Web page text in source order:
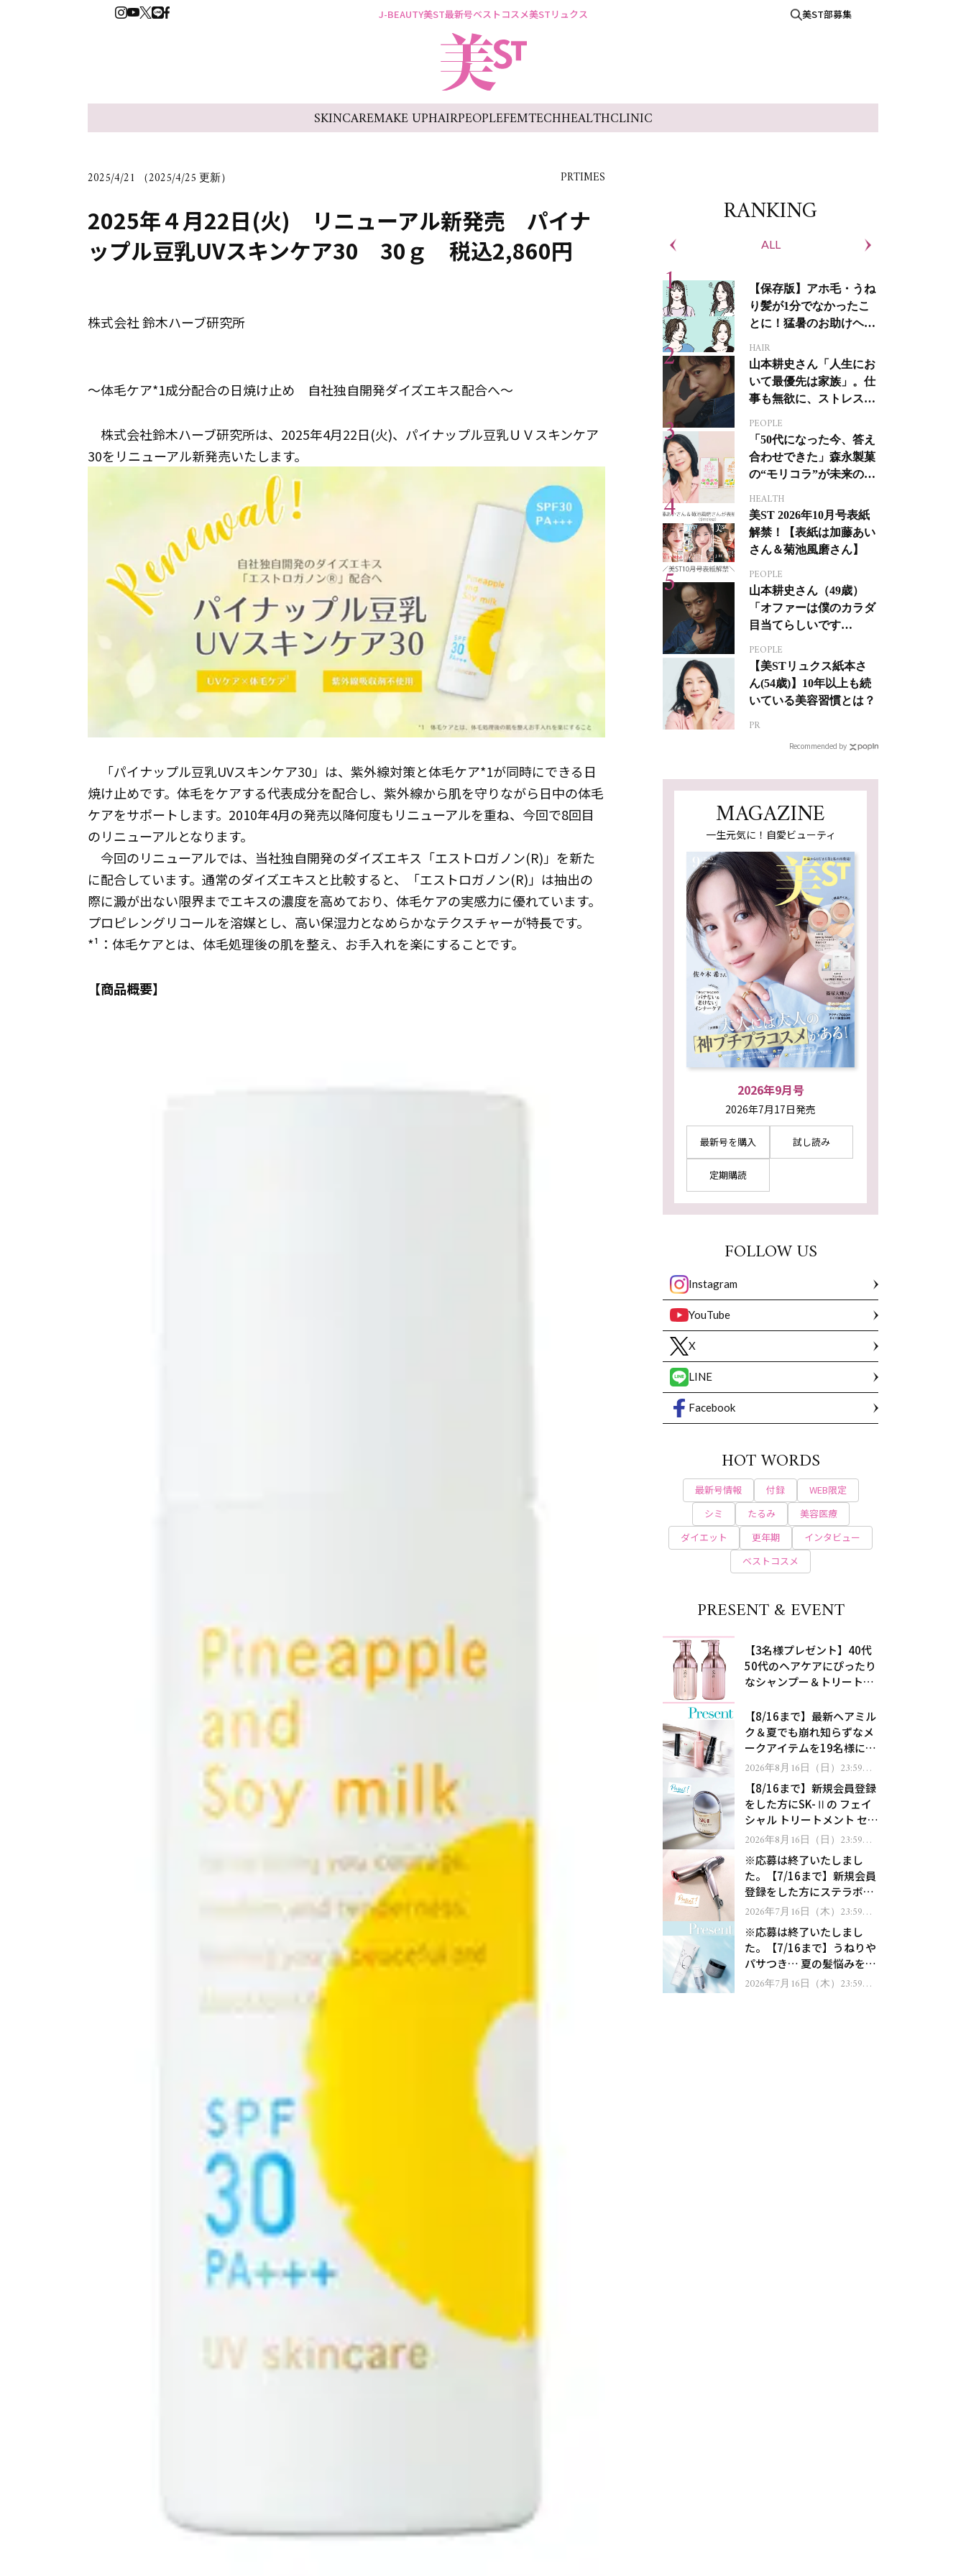
J-BEAUTY美ST最新号ベストコスメ美STリュクス 美ST部募集
SKINCAREMAKE UPHAIRPEOPLEFEMTECHHEALTHCLINIC
2025/4/21 （2025/4/25 更新） PRTIMES
2025年４月22日(火) リニューアル新発売 パイナ
ップル豆乳UVスキンケア30 30ｇ 税込2,860円
株式会社 鈴木ハーブ研究所
～体毛ケア*1成分配合の日焼け止め 自社独自開発ダイズエキス配合へ～
株式会社鈴木ハーブ研究所は、2025年4月22日(火)、パイナップル豆乳ＵＶスキンケア
30をリニューアル新発売いたします。
「パイナップル豆乳UVスキンケア30」は、紫外線対策と体毛ケア*1が同時にできる日
焼け止めです。体毛をケアする代表成分を配合し、紫外線から肌を守りながら日中の体毛
ケアをサポートします。2010年4月の発売以降何度もリニューアルを重ね、今回で8回目
のリニューアルとなります。
今回のリニューアルでは、当社独自開発のダイズエキス「エストロガノン(R)」を新た
に配合しています。通常のダイズエキスと比較すると、「エストロガノン(R)」は抽出の
際に澱が出ない限界までエキスの濃度を高めており、体毛ケアの実感力に優れています。
プロピレングリコールを溶媒とし、高い保湿力となめらかなテクスチャーが特長です。
*¹：体毛ケアとは、体毛処理後の肌を整え、お手入れを楽にすることです。
【商品概要】
RANKING
ALL
【保存版】アホ毛・うね
り髪が1分でなかったこ
とに！猛暑のお助けヘア
HAIR
山本耕史さん「人生にお
いて最優先は家族」。仕
事も無欲に、ストレスを
PEOPLE
「50代になった今、答え
合わせできた」森永製菓
の“モリコラ”が未来のキ
HEALTH
美ST 2026年10月号表紙
解禁！【表紙は加藤あい
さん＆菊池風磨さん】
PEOPLE
山本耕史さん（49歳）
「オファーは僕のカラダ
目当てらしいです
ジカルへの挑戦
PEOPLE
【美STリュクス紙本さ
ん(54歳)】10年以上も続
いている美容習慣とは？
PR
Recommended by
MAGAZINE
一生元気に！自愛ビューティ
2026年9月号
2026年7月17日発売
最新号を購入 試し読み
定期購読
FOLLOW US
Instagram
YouTube
X
LINE
Facebook
HOT WORDS
最新号情報 付録
WEB限定
シミ
たるみ
美容医療
ダイエット
更年期
インタビュー
ベストコスメ
PRESENT & EVENT
【3名様プレゼント】40代
50代のヘアケアにぴったり
なシャンプー＆トリートメ
処！
【8/16まで】最新ヘアミル
ク＆夏でも崩れ知らずなメ
ークアイテムを19名様にプ
レゼント！
2026年8月16日（日）23:59ま
で【8/16まで】新規会員登録
をした方にSK-Ⅱの フェイ
シャル トリートメント セラ
ムをプレゼント！
2026年8月16日（日）23:59ま
※応募は終了いたしまし
た。【7/16まで】新規会員
登録をした方にステラボー
テのシャインリバース ヘア
ゼント！
2026年7月16日（木）23:59ま
※応募は終了いたしまし
た。【7/16まで】うねりや
パサつき… 夏の髪悩みを解
消するヘアケアアイテムを
2026年7月16日（木）23:59ま